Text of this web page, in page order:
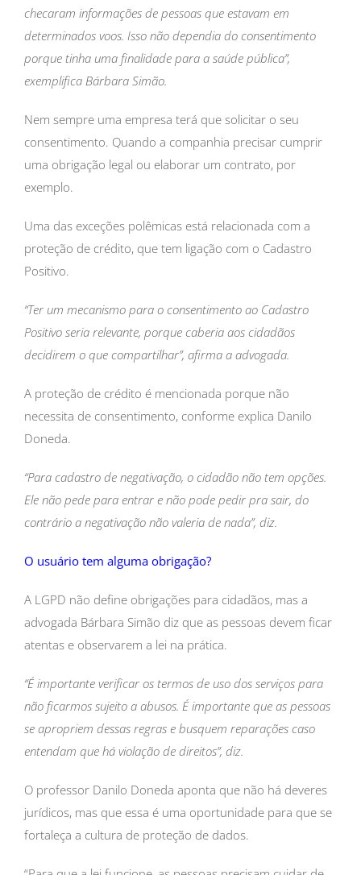
checaram informações de pessoas que estavam em
determinados voos. Isso não dependia do consentimento
porque tinha uma finalidade para a saúde pública”,
exemplifica Bárbara Simão.
Nem sempre uma empresa terá que solicitar o seu
consentimento. Quando a companhia precisar cumprir
uma obrigação legal ou elaborar um contrato, por
exemplo.
Uma das exceções polêmicas está relacionada com a
proteção de crédito, que tem ligação com o Cadastro
Positivo.
“Ter um mecanismo para o consentimento ao Cadastro
Positivo seria relevante, porque caberia aos cidadãos
decidirem o que compartilhar”, afirma a advogada.
A proteção de crédito é mencionada porque não
necessita de consentimento, conforme explica Danilo
Doneda.
“Para cadastro de negativação, o cidadão não tem opções.
Ele não pede para entrar e não pode pedir pra sair, do
contrário a negativação não valeria de nada”, diz.
O usuário tem alguma obrigação?
A LGPD não define obrigações para cidadãos, mas a
advogada Bárbara Simão diz que as pessoas devem ficar
atentas e observarem a lei na prática.
“É importante verificar os termos de uso dos serviços para
não ficarmos sujeito a abusos. É importante que as pessoas
se apropriem dessas regras e busquem reparações caso
entendam que há violação de direitos”, diz.
O professor Danilo Doneda aponta que não há deveres
jurídicos, mas que essa é uma oportunidade para que se
fortaleça a cultura de proteção de dados.